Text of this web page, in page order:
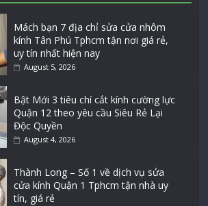
Mách bạn 7 địa chỉ sửa cửa nhôm
kính Tân Phú Tphcm tận nơi giá rẻ,
uy tín nhất hiện nay
August 5, 2026
Bật Mới 3 tiêu chí cắt kính cường lực
Quận 12 theo yêu cầu Siêu Rẻ Lại
Độc Quyền
August 4, 2026
Thành Long – Số 1 về dịch vụ sửa
cửa kính Quận 1 Tphcm tận nhà uy
tín, giá rẻ